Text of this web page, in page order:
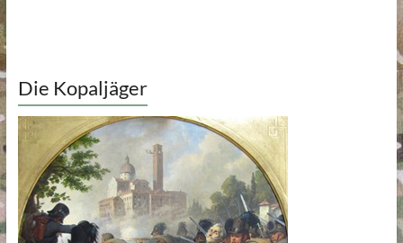
Die Kopaljäger